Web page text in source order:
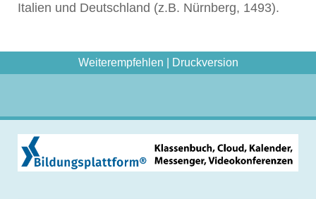
Italien und Deutschland (z.B. Nürnberg, 1493).
Weiterempfehlen Druckversion